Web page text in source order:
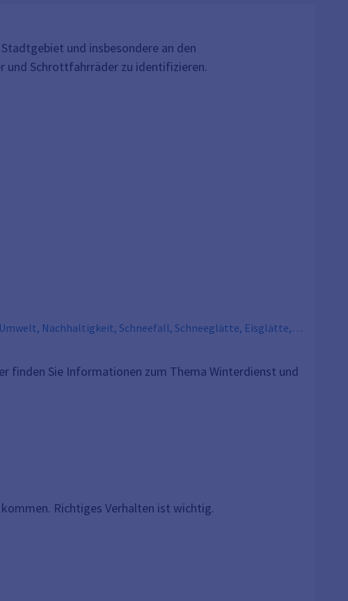
und insbesondere an den
und Schrottfahrräder zu identifizieren.
Nachhaltigkeit, Schneefall, Schneeglätte, Eisglätte,
finden Sie Informationen zum Thema Winterdienst und
Richtiges Verhalten ist wichtig.